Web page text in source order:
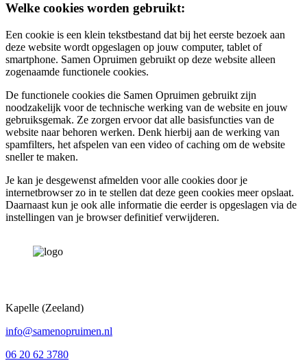
Welke cookies worden gebruikt:
Een cookie is een klein tekstbestand dat bij het eerste bezoek aan
deze website wordt opgeslagen op jouw computer, tablet of
smartphone. Samen Opruimen gebruikt op deze website alleen
zogenaamde functionele cookies.
De functionele cookies die Samen Opruimen gebruikt zijn
noodzakelijk voor de technische werking van de website en jouw
gebruiksgemak. Ze zorgen ervoor dat alle basisfuncties van de
website naar behoren werken. Denk hierbij aan de werking van
spamfilters, het afspelen van een video of caching om de website
sneller te maken.
Je kan je desgewenst afmelden voor alle cookies door je
internetbrowser zo in te stellen dat deze geen cookies meer opslaat.
Daarnaast kun je ook alle informatie die eerder is opgeslagen via de
instellingen van je browser definitief verwijderen.
Kapelle (Zeeland)
info@samenopruimen.nl
06 20 62 3780